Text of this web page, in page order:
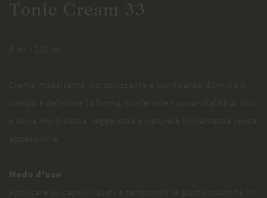
Tonic Cream 33
8 ml - 150 ml
Crema modellante, corporizzante e tonificante. Elimina il
crespo e definisce la forma, conferisce nuova vitalità ai ricci
e dona morbidezza, leggerezza e naturale brillantezza senza
appesantire.
Modo d'uso
Applicare su capelli lavati e tamponati la giusta quantità in